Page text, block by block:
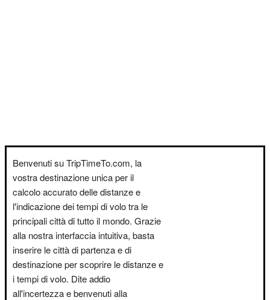
Benvenuti su TripTimeTo.com, la
vostra destinazione unica per il
calcolo accurato delle distanze e
l'indicazione dei tempi di volo tra le
principali città di tutto il mondo. Grazie
alla nostra interfaccia intuitiva, basta
inserire le città di partenza e di
destinazione per scoprire le distanze e
i tempi di volo. Dite addio
all'incertezza e benvenuti alla